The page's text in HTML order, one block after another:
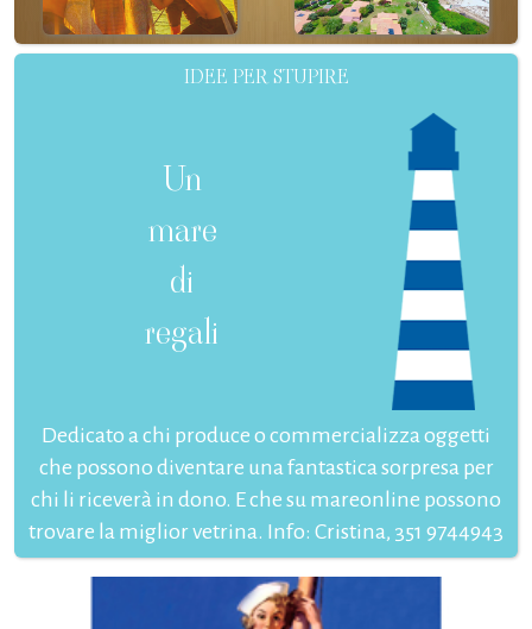
IDEE PER STUPIRE
Un
mare
di
regali
Dedicato a chi produce o commercializza oggetti
che possono diventare una fantastica sorpresa per
chi li riceverà in dono. E che su mareonline possono
trovare la miglior vetrina. Info: Cristina, 351 9744943